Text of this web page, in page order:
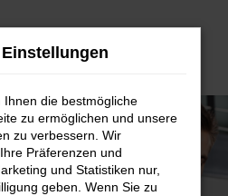
die bestmögliche
zu ermöglichen und unsere
zu verbessern. Wir
Präferenzen und
und Statistiken nur,
geben. Wenn Sie zu